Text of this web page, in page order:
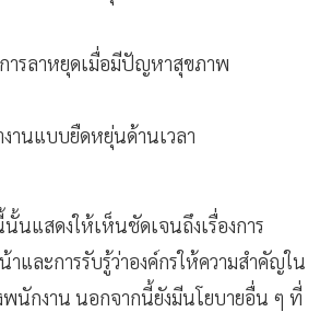
ารลาหยุดเมื่อมีปัญหาสุขภาพ
งานแบบยืดหยุ่นด้านเวลา
นแสดงให้เห็นชัดเจนถึงเรื่องการ
และการรับรู้ว่าองค์กรให้ความสำคัญใน
พนักงาน นอกจากนี้ยังมีนโยบายอื่น ๆ ที่